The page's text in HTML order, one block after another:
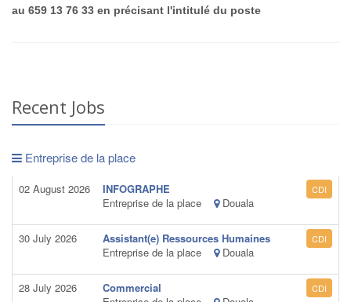
au 659 13 76 33 en précisant l'intitulé du poste
Recent Jobs
Entreprise de la place
02 August 2026
INFOGRAPHE
Entreprise de la place
Douala
CDI
30 July 2026
Assistant(e) Ressources Humaines
Entreprise de la place
Douala
CDI
28 July 2026
Commercial
CDI